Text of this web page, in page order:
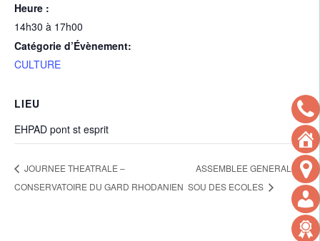
Heure :
14h30 à 17h00
Catégorie d’Évènement:
CULTURE
LIEU
EHPAD pont st esprit
JOURNEE THEATRALE –
CONSERVATOIRE DU GARD RHODANIEN
ASSEMBLEE GENERALE
SOU DES ECOLES